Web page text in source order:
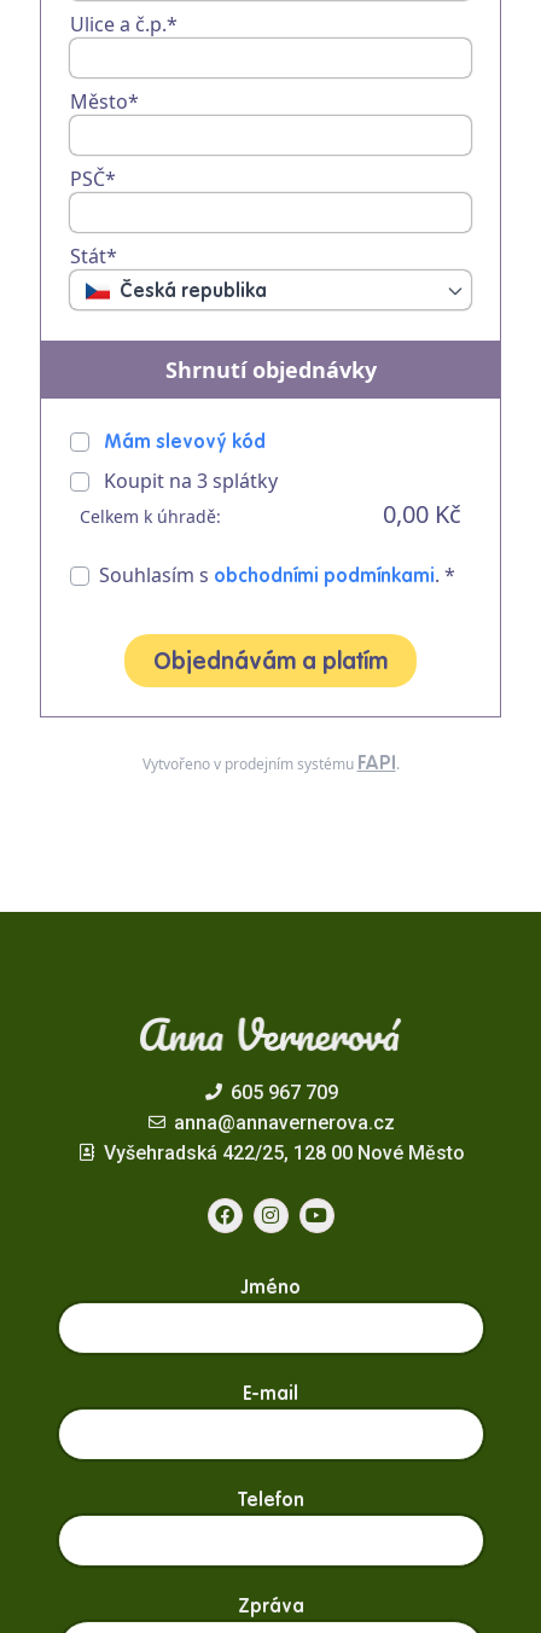
Ulice a č.p.*
Město*
PSČ*
Stát*
Česká republika
Shrnutí objednávky
Mám slevový kód
Koupit na 3splátky
Celkem k úhradě: 0,00 Kč
Souhlasím s obchodními podmínkami. *
Objednávám a platím
Vytvořeno v prodejním systému FAPI.
605 967 709
anna@annavernerova.cz
Vyšehradská 422/25, 128 00 Nové Město
Jméno
E-mail
Telefon
Zpráva